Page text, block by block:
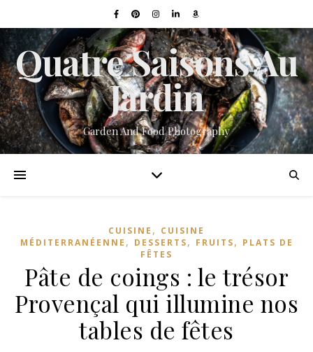
Quatre Saisons Au
Jardin
Garden And Food Photography
CUISINE , CUISINE
MÉDITERRANÉENNE , DESSERTS, FRUITS, PLATS DE
FÊTES
Pâte de coings : le trésor
Provençal qui illumine nos
tables de fêtes